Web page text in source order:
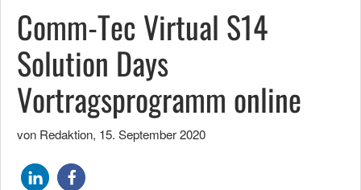
Comm-Tec Virtual S14
Solution Days
Vortragsprogramm online
von Redaktion, 15. September 2020